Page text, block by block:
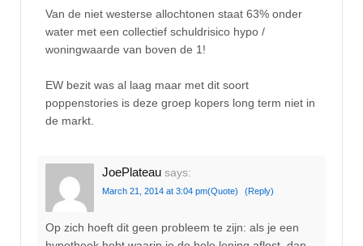
Van de niet westerse allochtonen staat 63% onder
water met een collectief schuldrisico hypo /
woningwaarde van boven de 1!
EW bezit was al laag maar met dit soort
poppenstories is deze groep kopers long term niet in
de markt.
JoePlateau says:
March 21, 2014 at 3:04 pm(Quote) (Reply)
Op zich hoeft dit geen probleem te zijn: als je een